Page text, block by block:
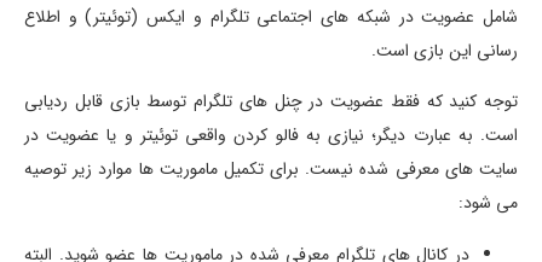
شامل عضویت در شبکه های اجتماعی تلگرام و ایکس (توئیتر) و اطلاع
رسانی این بازی است.
توجه کنید که فقط عضویت در چنل های تلگرام توسط بازی قابل ردیابی
است. به عبارت دیگر؛ نیازی به فالو کردن واقعی توئیتر و یا عضویت در
سایت های معرفی شده نیست. برای تکمیل ماموریت ها موارد زیر توصیه
می شود:
در کانال های تلگرام معرفی شده در ماموریت ها عضو شوید. البته